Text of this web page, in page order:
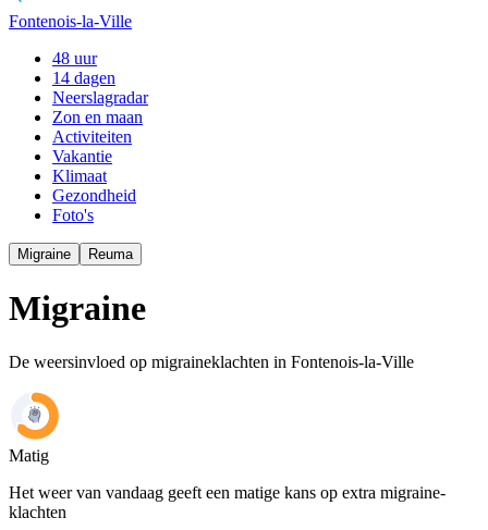
Fontenois-la-Ville
48 uur
14 dagen
Neerslagradar
Zon en maan
Activiteiten
Vakantie
Klimaat
Gezondheid
Foto's
Migraine Reuma
Migraine
De weersinvloed op migraineklachten in Fontenois-la-Ville
Matig
Het weer van vandaag geeft een matige kans op extra migraine-
klachten